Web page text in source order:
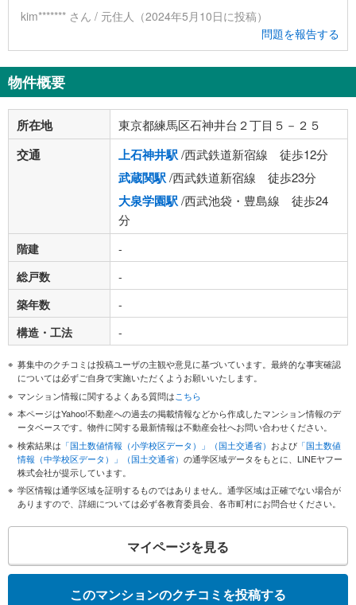
kim******* さん / 元住人（2024年5月10日に投稿）
問題を報告する
物件概要
所在地 東京都練馬区石神井台２丁目５－２５
交通 上石神井駅/西武鉄道新宿線 徒歩12分
武蔵関駅/西武鉄道新宿線 徒歩23分
大泉学園駅/西武池袋・豊島線 徒歩24
分
階建
-
総戸数
-
築年数
-
構造・工法
-
募集中のクチコミは投稿ユーザの主観や意見に基づいています。最終的な事実確認
については必ずご自身で実施いただくようお願いいたします。
マンション情報に関するよくある質問はこちら
本ページはYahoo!不動産への過去の掲載情報などから作成したマンション情報のデ
ータベースです。物件に関する最新情報は不動産会社へお問い合わせください。
検索結果は 「国土数値情報（小学校区データ）」（国土交通省） および 「国土数値
情報（中学校区データ）」（国土交通省） の通学区域データをもとに、LINEヤフー
株式会社が提示しています。
学区情報は通学区域を証明するものではありません。通学区域は正確でない場合が
ありますので、詳細については必ず各教育委員会、各市町村にお問合せください。
マイページを見る
このマンションのクチコミを投稿する